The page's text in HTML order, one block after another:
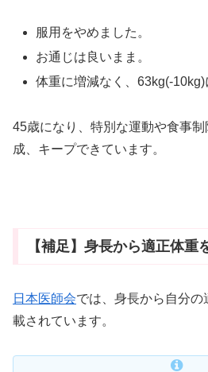
服用をやめました。
お通じは良いまま。
体重に増減なく、63kg(-10kg)
45歳になり、特別な運動や食事
成、キープできています。
【補足】身長から適正体重
日本医師会では、身長から自分
載されています。